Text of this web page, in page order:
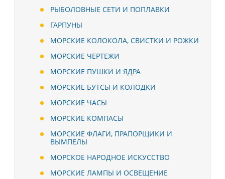
РЫБОЛОВНЫЕ СЕТИ И ПОПЛАВКИ
ГАРПУНЫ
МОРСКИЕ КОЛОКОЛА, СВИСТКИ И РОЖКИ
МОРСКИЕ ЧЕРТЕЖИ
МОРСКИЕ ПУШКИ И ЯДРА
МОРСКИЕ БУТСЫ И КОЛОДКИ
МОРСКИЕ ЧАСЫ
МОРСКИЕ КОМПАСЫ
МОРСКИЕ ФЛАГИ, ПРАПОРЩИКИ И
ВЫМПЕЛЫ
МОРСКОЕ НАРОДНОЕ ИСКУССТВО
МОРСКИЕ ЛАМПЫ И ОСВЕЩЕНИЕ